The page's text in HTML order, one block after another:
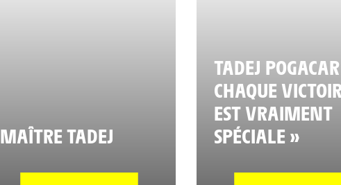
MAÎTRE TADEJ
TADEJ
CHAQUE
EST VRAIMENT
SPÉCIALE »